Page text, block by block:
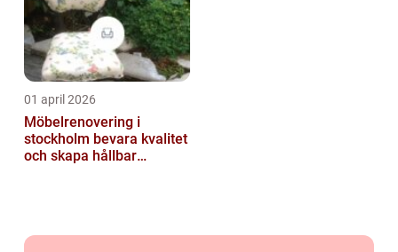
01 april 2026
Möbelrenovering i
stockholm bevara kvalitet
och skapa hållbar